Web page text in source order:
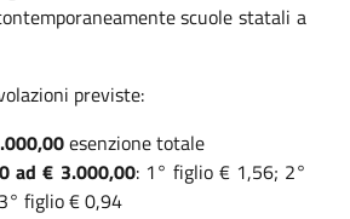
scuole statali a
previste:
esenzione totale
ad € 3.000,00: 1° figlio € 1,56; 2°
figlio € 0,94